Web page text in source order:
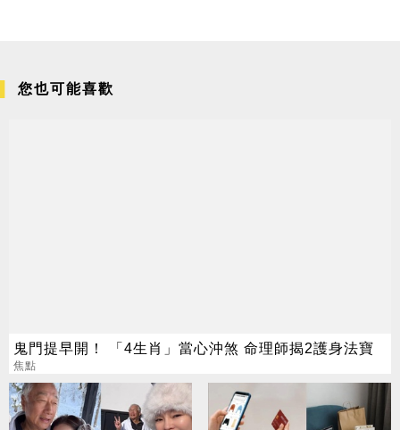
您也可能喜歡
鬼門提早開！ 「4生肖」當心沖煞 命理師揭2護身法寶
焦點